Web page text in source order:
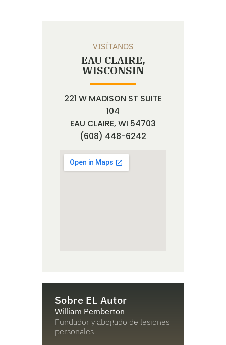
VISÍTANOS
EAU CLAIRE,
WISCONSIN
221 W MADISON ST SUITE
104
EAU CLAIRE, WI 54703
(608) 448-6242
Sobre EL Autor
William Pemberton
Fundador y abogado de lesiones
personales